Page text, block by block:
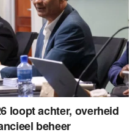
loopt achter, overheid
beheer